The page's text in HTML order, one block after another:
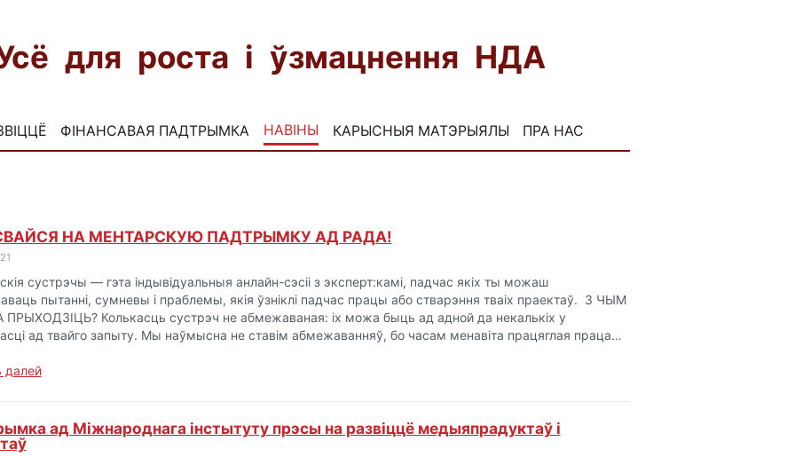
для роста і ўзмацнення НДА
ФІНАНСАВАЯ ПАДТРЫМКА НАВІНЫ КАРЫСНЫЯ МАТЭРЫЯЛЫ ПРА НАС
FB
НА МЕНТАРСКУЮ ПАДТРЫМКУ АД РАДА!
сустрэчы — гэта індывідуальныя анлайн-сэсіі з эксперт:камі, падчас якіх ты можаш
пытанні, сумневы і праблемы, якія ўзніклі падчас працы або стварэння тваіх праектаў. З ЧЫМ
Колькасць сустрэч не абмежаваная: іх можа быць ад адной да некалькіх у
ад твайго запыту. Мы наўмысна не ставім абмежаванняў, бо часам менавіта працяглая праца…
далей
ад Міжнароднага інстытуту прэсы на развіццё медыяпрадуктаў і